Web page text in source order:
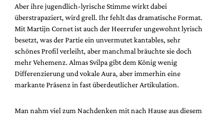
Aber ihre jugendlich-lyrische Stimme wirkt dabei
überstrapaziert, wird grell. Ihr fehlt das dramatische Format.
Mit Martijn Cornet ist auch der Heerrufer ungewohnt lyrisch
besetzt, was der Partie ein unvermutet kantables, sehr
schönes Profil verleiht, aber manchmal bräuchte sie doch
mehr Vehemenz. Almas Svilpa gibt dem König wenig
Differenzierung und vokale Aura, aber immerhin eine
markante Präsenz in fast überdeutlicher Artikulation.
Man nahm viel zum Nachdenken mit nach Hause aus diesem